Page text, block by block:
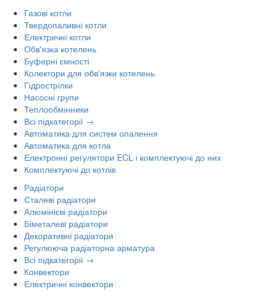
Газові котли
Твердопаливні котли
Електричні котли
Обв'язка котелень
Буферні ємності
Колектори для обв'язки котелень
Гідрострілки
Насосні групи
Теплообмінники
Всі підкатегорії →
Автоматика для систем опалення
Автоматика для котла
Електронні регулятори ECL і комплектуючі до них
Комплектуючі до котлів
Радіатори
Сталеві радіатори
Алюмінієві радіатори
Біметалеві радіатори
Декоративні радіатори
Регулююча радіаторна арматура
Всі підкатегорії →
Конвектори
Електричні конвектори